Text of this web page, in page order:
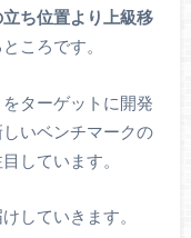
ち位置より上級移
ころです。
ターゲットに開発
いベンチマークの
しています。
していきます。